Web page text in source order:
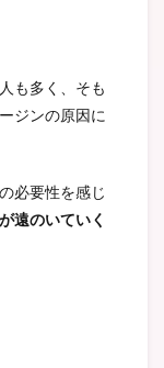
も多く、そも
ジンの原因に
必要性を感じ
遠のいていく